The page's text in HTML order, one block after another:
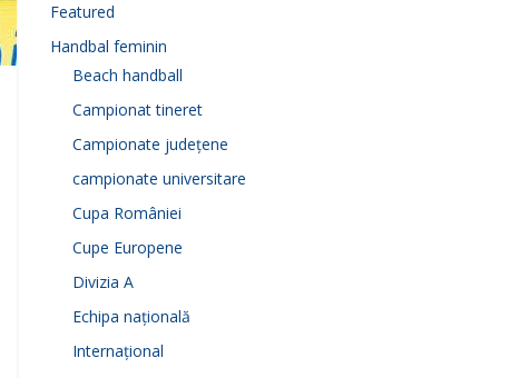
Featured
Handbal feminin
Beach handball
Campionat tineret
Campionate județene
campionate universitare
Cupa României
Cupe Europene
Divizia A
Echipa națională
Internațional